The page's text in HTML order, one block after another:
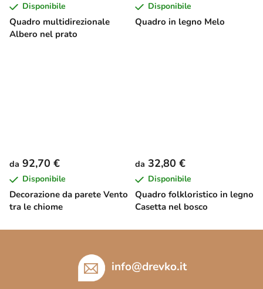
Quadro multidirezionale
Albero nel prato
Disponibile
Quadro in legno Melo
Disponibile
Decorazione da parete Vento
tra le chiome
da 92,70 €
Disponibile
Quadro folkloristico in legno
Casetta nel bosco
da 32,80 €
Disponibile
info@drevko.it